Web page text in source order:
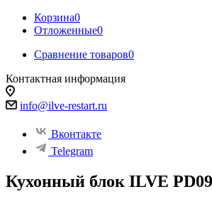
Корзина0
Отложенные0
Сравнение товаров0
Контактная информация
info@ilve-restart.ru
Вконтакте
Telegram
Кухонный блок ILVE